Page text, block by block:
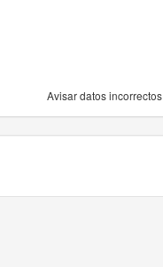
Avisar datos incorrectos